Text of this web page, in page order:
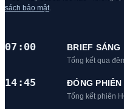
sách bảo mật
07:00 BRIEF SÁNG
Tổng kết qua
14:45 ĐÓNG PHIÊN
Tổng kết phiên